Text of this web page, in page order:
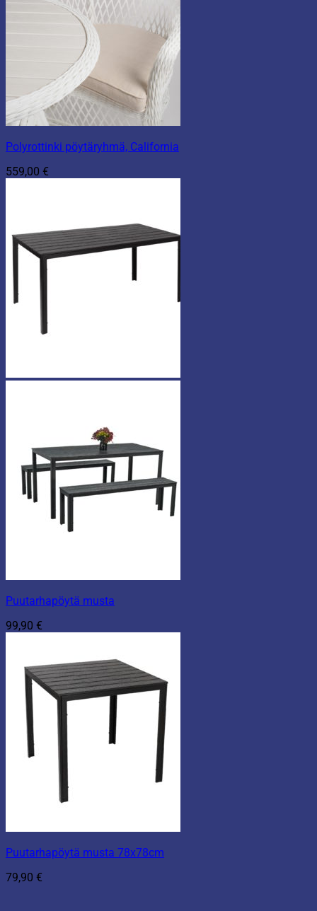
Polyrottinki pöytäryhmä, California
559,00 €
Puutarhapöytä musta
99,90 €
Puutarhapöytä musta 78x78cm
79,90 €